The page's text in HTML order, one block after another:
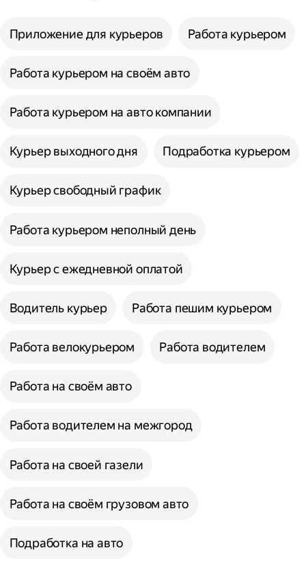
Приложение для курьеров Работа курьером
Работа курьером на своём авто
Работа курьером на авто компании
Курьер выходного дня Подработка курьером
Курьер свободный график
Работа курьером неполный день
Курьер с ежедневной оплатой
Водитель курьер Работа пешим курьером
Работа велокурьером Работа водителем
Работа на своём авто
Работа водителем на межгород
Работа на своей газели
Работа на своём грузовом авто
Подработка на авто